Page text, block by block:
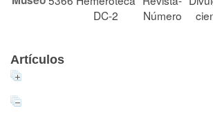
DC-2
Número
Artículos